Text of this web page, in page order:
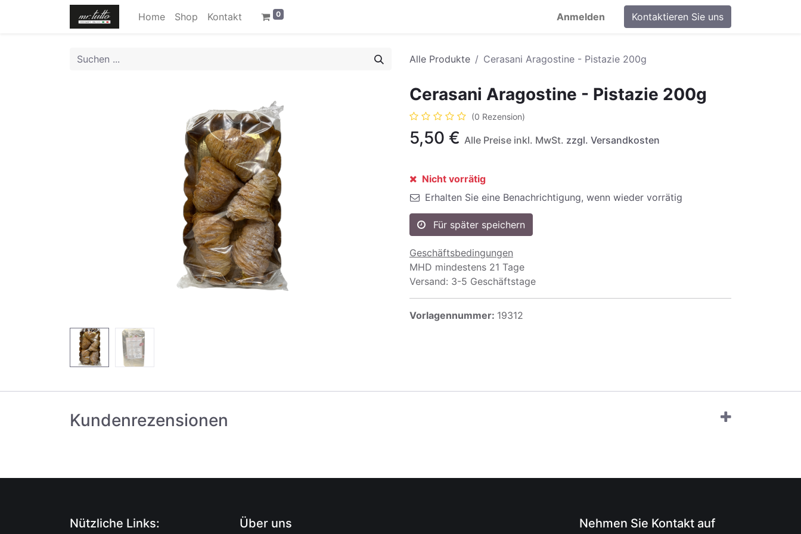
Home Shop Kontakt 0 Anmelden Kontaktieren Sie uns
Alle Produkte Cerasani Aragostine - Pistazie 200g
Cerasani Aragostine - Pistazie 200g
(0 Rezension)
5,50 € Alle Preise inkl. MwSt. zzgl. Versandkosten
Nicht vorrätig
Erhalten Sie eine Benachrichtigung, wenn wieder vorrätig
Für später speichern
Geschäftsbedingungen
MHD mindestens 21 Tage
Versand: 3-5 Geschäftstage
Vorlagennummer: 19312
Kundenrezensionen
Nützliche Links: Über uns Nehmen Sie Kontakt auf